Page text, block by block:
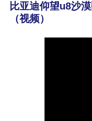
比亚迪仰望u8沙
（视频）